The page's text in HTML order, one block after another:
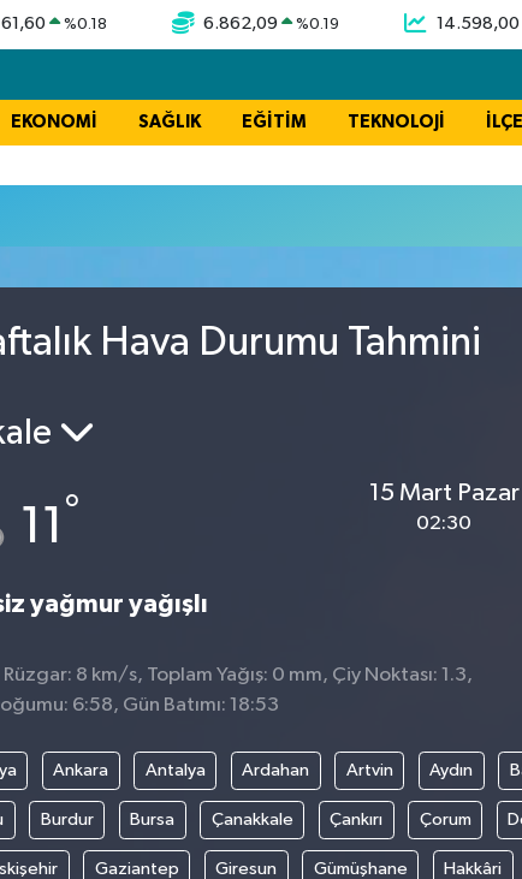
61,60 %0.18 6.862,09 %0.19 14.598,00
EKONOMİ SAĞLIK EĞİTİM TEKNOLOJİ
Hava Durumu Tahmini
11 °
yağmur yağışlı
15 Mart Pazar
02:30
Rüzgar: 8 km/s, Toplam Yağış: 0 mm, Çiy Noktası: 1.3,
6:58, Gün Batımı: 18:53
Ankara Antalya Ardahan Artvin Aydın
Burdur Bursa Çanakkale Çankırı Çorum
Gaziantep Giresun Gümüşhane Hakkâri